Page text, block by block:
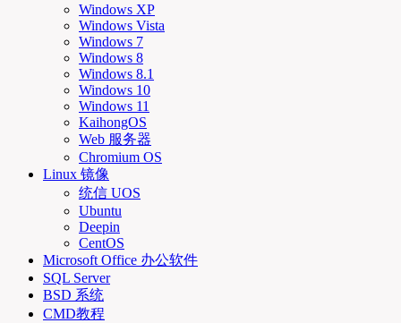
Windows XP
Windows Vista
Windows 7
Windows 8
Windows 8.1
Windows 10
Windows 11
KaihongOS
Web 服务器
Chromium OS
Linux 镜像
统信 UOS
Ubuntu
Deepin
CentOS
Microsoft Office 办公软件
SQL Server
BSD 系统
CMD教程